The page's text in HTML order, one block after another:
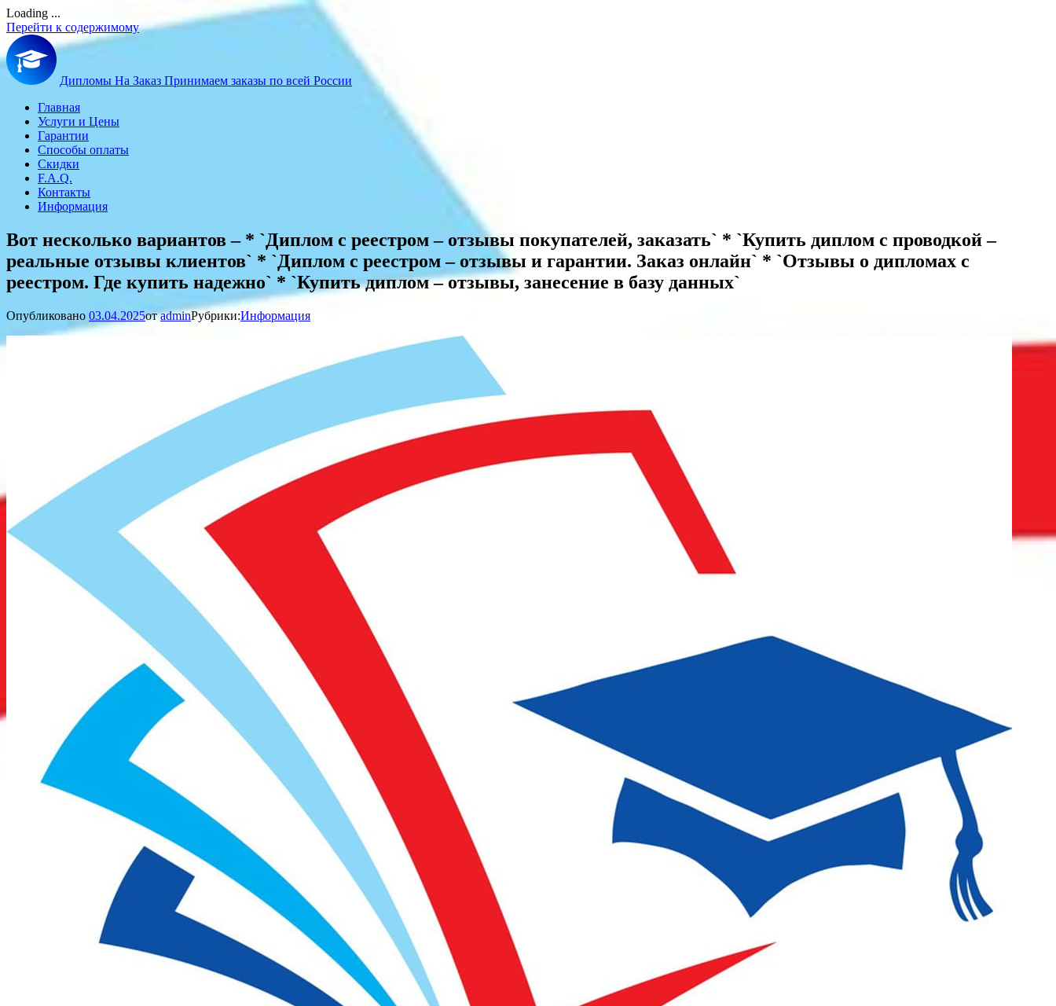
Loading ...
Перейти к содержимому
Дипломы На Заказ Принимаем заказы по всей России
Главная
Услуги и Цены
Гарантии
Способы оплаты
Скидки
F.A.Q.
Контакты
Информация
Вот несколько вариантов – * `Диплом с реестром – отзывы покупателей, заказать` * `Купить диплом с проводкой –
реальные отзывы клиентов` * `Диплом с реестром – отзывы и гарантии. Заказ онлайн` * `Отзывы о дипломах с
реестром. Где купить надежно` * `Купить диплом – отзывы, занесение в базу данных`
Опубликовано 03.04.2025отadminРубрики:Информация